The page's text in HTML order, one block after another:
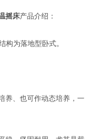
摇床产品介绍：
构为落地型卧式。
、也可作动态培养，一